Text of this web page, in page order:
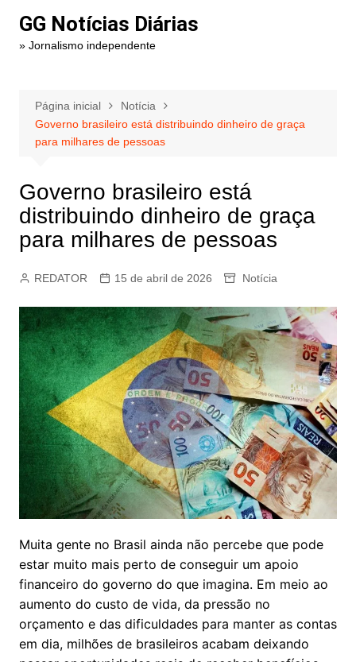
paraGG Notícias Diárias
» Jornalismo independente
Página inicial
Notícia
Governo brasileiro está distribuindo dinheiro de graça
para milhares de pessoas
Governo brasileiro está
distribuindo dinheiro de graça
para milhares de pessoas
REDATOR 15 de abril de 2026 Notícia
Muita gente no Brasil ainda não percebe que pode
estar muito mais perto de conseguir um apoio
financeiro do governo do que imagina. Em meio ao
aumento do custo de vida, da pressão no
orçamento e das dificuldades para manter as contas
em dia, milhões de brasileiros acabam deixando